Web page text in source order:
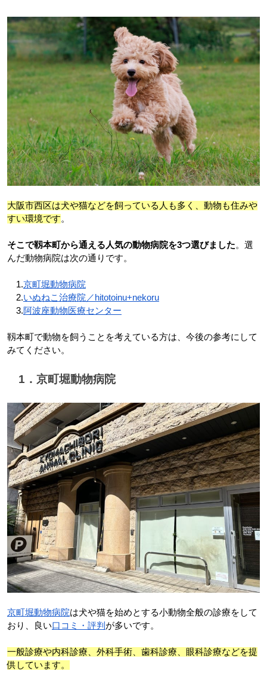
大阪市西区は犬や猫などを飼っている人も多く、動物も住みや
すい環境です。
そこで靱本町から通える人気の動物病院を3つ選びました。選
んだ動物病院は次の通りです。
1.京町堀動物病院
2.いぬねこ治療院／hitotoinu+nekoru
3.阿波座動物医療センター
靱本町で動物を飼うことを考えている方は、今後の参考にして
みてください。
1．京町堀動物病院
京町堀動物病院は犬や猫を始めとする小動物全般の診療をして
おり、良い口コミ・評判 が多いです。
一般診療や内科診療、外科手術、歯科診療、眼科診療などを提
供しています。